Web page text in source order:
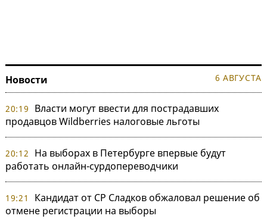
Новости 6 АВГУСТА
20:19
Власти могут ввести для пострадавших
продавцов Wildberries налоговые льготы
20:12
На выборах в Петербурге впервые будут
работать онлайн-сурдопереводчики
19:21
Кандидат от СР Сладков обжаловал решение об
отмене регистрации на выборы